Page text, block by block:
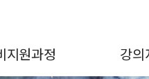
지원과정 강